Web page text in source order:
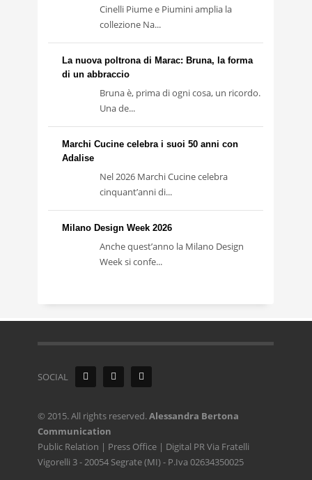
Cinelli Piume e Piumini amplia la
collezione Na...
La nuova poltrona di Marac: Bruna, la forma
di un abbraccio
Bruna è, prima di ogni cosa, un ricordo.
Una de...
Marchi Cucine celebra i suoi 50 anni con
Adalise
Nel 2026 Marchi Cucine celebra
cinquant’anni di...
Milano Design Week 2026
Anche quest’anno la Milano Design
Week si confe...
SOCIAL
© 2015. All rights reserved. Alessandra Bertona
Communication
Public Relation | Press Office | Digital PR Via Fratelli
Vigorelli 3 - 20054 Segrate (MI) - P.Iva 02634350025